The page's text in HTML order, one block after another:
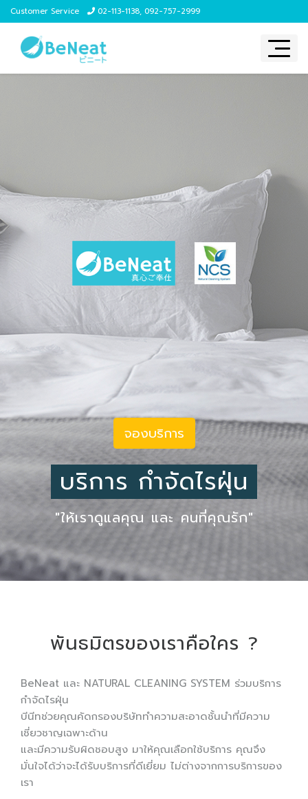
Customer Service 02-113-1138, 092-757-2999
จองบริการ
บริการ กำจัดไรฝุ่น
"ให้เราดูแลคุณ และ คนที่คุณรัก"
พันธมิตรของเราคือใคร ?
BeNeat และ NATURAL CLEANING SYSTEM ร่วมบริการ
กำจัดไรฝุ่น
บีนีทช่วยคุณคัดกรองบริษัททำความสะอาดชั้นนำที่มีความ
เชี่ยวชาญเฉพาะด้าน
และมีความรับผิดชอบสูง มาให้คุณเลือกใช้บริการ คุณจึง
มั่นใจได้ว่าจะได้รับบริการที่ดีเยี่ยม ไม่ต่างจากการบริการของ
เรา